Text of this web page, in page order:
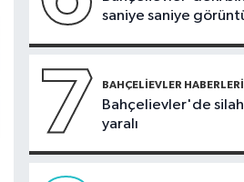
saniye saniye
7 BAHÇELIEVLER HABERLERI
Bahçelievler'de
yaralı